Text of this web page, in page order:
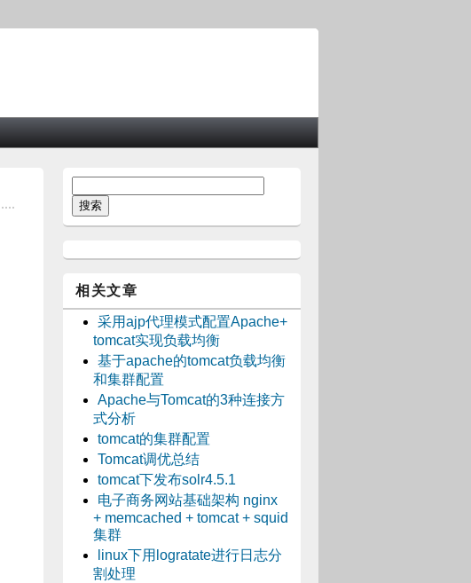
相关文章
采用ajp代理模式配置Apache+
tomcat实现负载均衡
基于apache的tomcat负载均衡
和集群配置
Apache与Tomcat的3种连接方
式分析
tomcat的集群配置
Tomcat调优总结
tomcat下发布solr4.5.1
电子商务网站基础架构 nginx
+ memcached + tomcat + squid
集群
linux下用logratate进行日志分
割处理